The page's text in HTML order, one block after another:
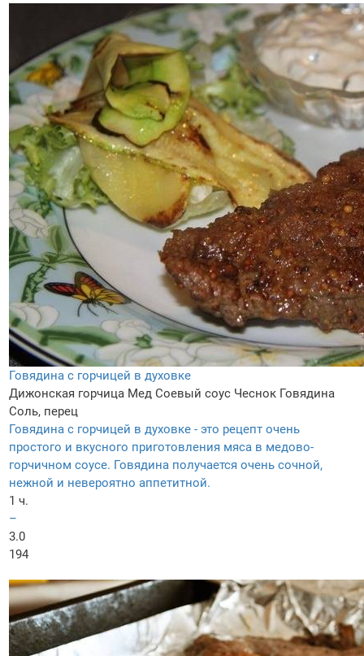
Говядина с горчицей в духовке
Дижонская горчица Мед Соевый соус Чеснок Говядина
Соль, перец
Говядина с горчицей в духовке - это рецепт очень
простого и вкусного приготовления мяса в медово-
горчичном соусе. Говядина получается очень сочной,
нежной и невероятно аппетитной.
1 ч.
–
3.0
194